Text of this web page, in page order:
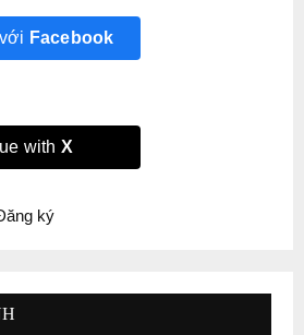
Facebook
with X
ký